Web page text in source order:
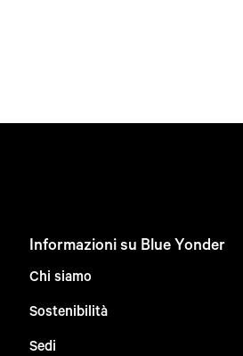
Informazioni su Blue Yonder
Chi siamo
Sostenibilità
Sedi